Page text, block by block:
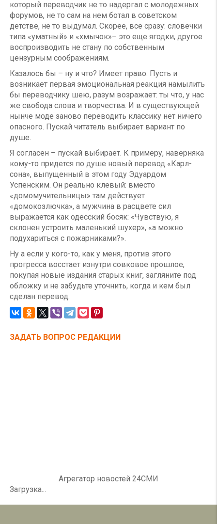
который переводчик не то надергал с молодежных
форумов, не то сам на нем ботал в советском
детстве, не то выдумал. Скорее, все сразу: словечки
типа «уматный» и «хмычок»– это еще ягодки, другое
воспроизводить не стану по собственным
цензурным соображениям.
Казалось бы – ну и что? Имеет право. Пусть и
возникает первая эмоциональная реакция намылить
бы переводчику шею, разум возражает: ты что, у нас
же свобода слова и творчества. И в существующей
нынче моде заново переводить классику нет ничего
опасного. Пускай читатель выбирает вариант по
душе.
Я согласен – пускай выбирает. К примеру, наверняка
кому-то придется по душе новый перевод «Карл­
сона», выпущенный в этом году Эдуардом
Успенским. Он реально клевый: вместо
«домомучительницы» там действует
«домокозлючка», а мужчина в расцвете сил
выражается как одесский босяк: «Чувствую, я
склонен устроить маленький шухер», «а можно
подухариться с пожарниками?».
Ну а если у кого-то, как у меня, против этого
прогресса восстает изнутри совковое прошлое,
покупая новые издания старых книг, загляните под
обложку и не забудьте уточнить, когда и кем был
сделан перевод.
ЗАДАТЬ ВОПРОС РЕДАКЦИИ
Агрегатор новостей 24СМИ
Загрузка...